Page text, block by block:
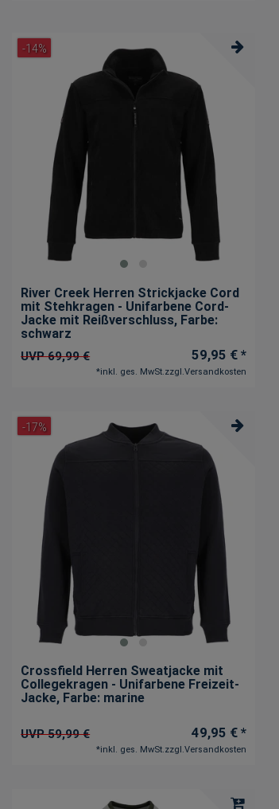
-14%
River Creek Herren Strickjacke Cord
mit Stehkragen - Unifarbene Cord-
Jacke mit Reißverschluss, Farbe:
schwarz
UVP 69,99 € 59,95 € *
*inkl. ges. MwSt.zzgl.Versandkosten
-17%
Crossfield Herren Sweatjacke mit
Collegekragen - Unifarbene Freizeit-
Jacke, Farbe: marine
UVP 59,99 € 49,95 € *
*inkl. ges. MwSt.zzgl.Versandkosten